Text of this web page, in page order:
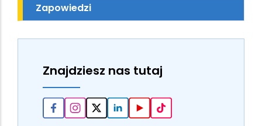
Zapowiedzi
Znajdziesz nas tutaj